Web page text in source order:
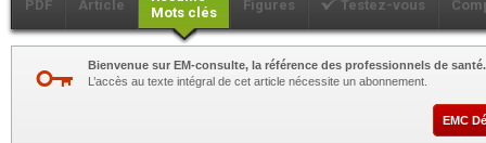
PDF Article
Mots clés
Figures Testez-vous
Bienvenue sur EM-consulte, la référence des professionnels de santé.
L’accès au texte intégral de cet article nécessite un abonnement.
EMC